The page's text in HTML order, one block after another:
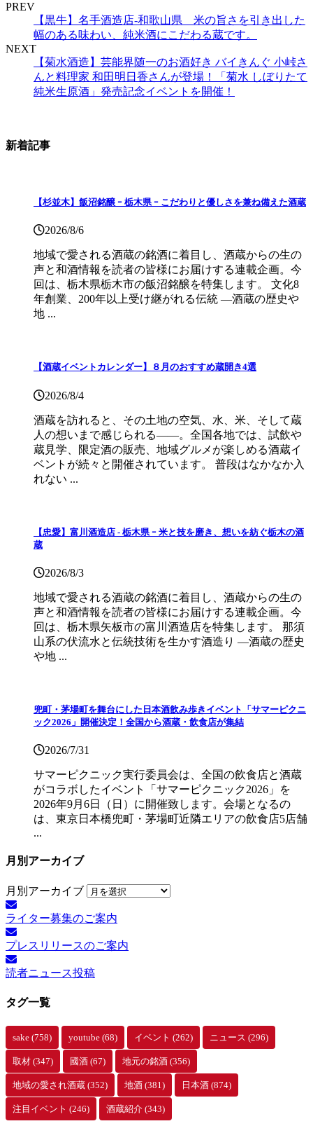
PREV
【黒牛】名手酒造店‐和歌山県 米の旨さを引き出した
幅のある味わい、純米酒にこだわる蔵です。
NEXT
【菊水酒造】芸能界随一のお酒好き バイきんぐ 小峠さ
んと料理家 和田明日香さんが登場！「菊水 しぼりたて
純米生原酒」発売記念イベントを開催！
新着記事
【杉並木】飯沼銘醸 ｰ 栃木県 ｰ こだわりと優しさを兼ね備えた酒蔵
2026/8/6
地域で愛される酒蔵の銘酒に着目し、酒蔵からの生の
声と和酒情報を読者の皆様にお届けする連載企画。今
回は、栃木県栃木市の飯沼銘醸を特集します。 文化8
年創業、200年以上受け継がれる伝統 ―酒蔵の歴史や
地 ...
【酒蔵イベントカレンダー】８月のおすすめ蔵開き4選
2026/8/4
酒蔵を訪れると、その土地の空気、水、米、そして蔵
人の想いまで感じられる——。全国各地では、試飲や
蔵見学、限定酒の販売、地域グルメが楽しめる酒蔵イ
ベントが続々と開催されています。 普段はなかなか入
れない ...
【忠愛】富川酒造店 ‐ 栃木県 ｰ 米と技を磨き、想いを紡ぐ栃木の酒
蔵
2026/8/3
地域で愛される酒蔵の銘酒に着目し、酒蔵からの生の
声と和酒情報を読者の皆様にお届けする連載企画。今
回は、栃木県矢板市の富川酒造店を特集します。 那須
山系の伏流水と伝統技術を生かす酒造り ―酒蔵の歴史
や地 ...
兜町・茅場町を舞台にした日本酒飲み歩きイベント「サマーピクニ
ック2026」開催決定！全国から酒蔵・飲食店が集結
2026/7/31
サマーピクニック実⾏委員会は、全国の飲⾷店と酒蔵
がコラボしたイベント「サマーピクニック2026」を
2026年9月6日（日）に開催致します。会場となるの
は、東京日本橋兜町・茅場町近隣エリアの飲食店5店舗
...
月別アーカイブ
月別アーカイブ
ライター募集のご案内
プレスリリースのご案内
読者ニュース投稿
タグ一覧
sake (758) youtube (68) イベント (262) ニュース (296)
取材 (347) 國酒 (67) 地元の銘酒 (356)
地域の愛され酒蔵 (352) 地酒 (381) 日本酒 (874)
注目イベント (246) 酒蔵紹介 (343)